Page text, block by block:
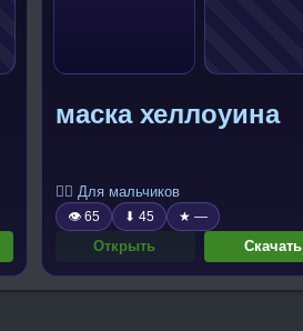
маска хеллоуина
🧍‍♂️ Для мальчиков
👁 65 ⬇ 45 ★ —
Открыть Скачать